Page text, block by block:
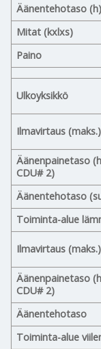
Äänentehotaso (h)
Mitat (kxlxs)
Paino
Ulkoyksikkö
Ilmavirtaus (maks.)
Äänenpainetaso
CDU# 2)
Äänentehotaso
Toiminta-alue
Ilmavirtaus (maks.)
Äänenpainetaso
CDU# 2)
Äänentehotaso
Toiminta-alue